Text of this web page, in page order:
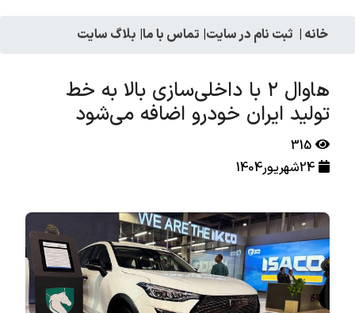
خانه | ثبت نام در سایت| تماس با ما| بلاگ سایت
هاوال ۲ با داخلی‌سازی بالا به خط
تولید ایران خودرو اضافه می‌شود
315
24شهریور1404